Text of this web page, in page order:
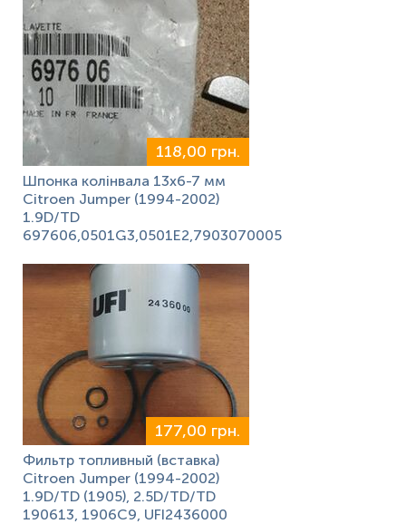
118,00 грн.
Шпонка колінвала 13х6-7 мм
Citroen Jumper (1994-2002)
1.9D/TD
697606,0501G3,0501E2,7903070005
177,00 грн.
Фильтр топливный (вставка)
Citroen Jumper (1994-2002)
1.9D/TD (1905), 2.5D/TD/TD
190613, 1906C9, UFI2436000